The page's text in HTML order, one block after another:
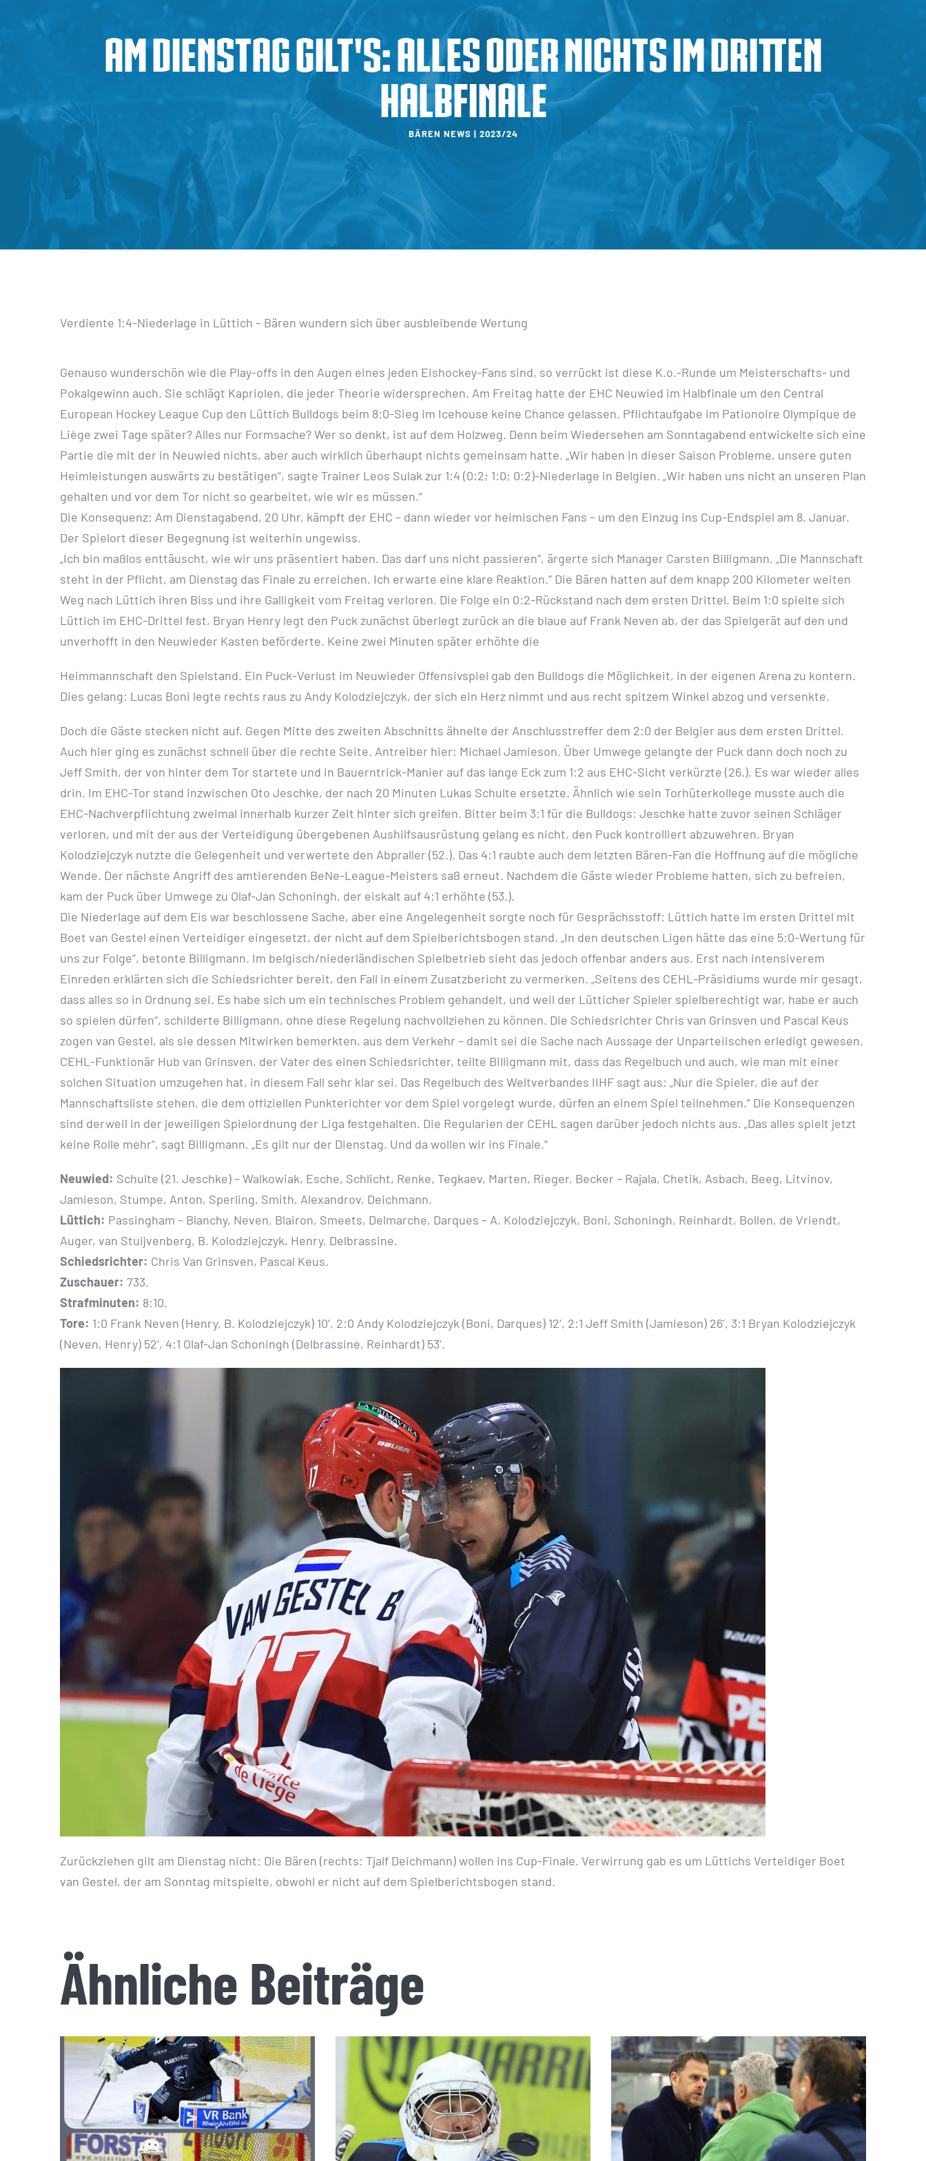
Am Dienstag gilt's: Alles oder nichts im dritten
Halbfinale
BÄREN NEWS | 2023/24
Verdiente 1:4-Niederlage in Lüttich – Bären wundern sich über ausbleibende Wertung
Genauso wunderschön wie die Play-offs in den Augen eines jeden Eishockey-Fans sind, so verrückt ist diese K.o.-Runde um Meisterschafts- und
Pokalgewinn auch. Sie schlägt Kapriolen, die jeder Theorie widersprechen. Am Freitag hatte der EHC Neuwied im Halbfinale um den Central
European Hockey League Cup den Lüttich Bulldogs beim 8:0-Sieg im Icehouse keine Chance gelassen. Pflichtaufgabe im Pationoire Olympique de
Liège zwei Tage später? Alles nur Formsache? Wer so denkt, ist auf dem Holzweg. Denn beim Wiedersehen am Sonntagabend entwickelte sich eine
Partie die mit der in Neuwied nichts, aber auch wirklich überhaupt nichts gemeinsam hatte. „Wir haben in dieser Saison Probleme, unsere guten
Heimleistungen auswärts zu bestätigen“, sagte Trainer Leos Sulak zur 1:4 (0:2; 1:0; 0:2)-Niederlage in Belgien. „Wir haben uns nicht an unseren Plan
gehalten und vor dem Tor nicht so gearbeitet, wie wir es müssen.“
Die Konsequenz: Am Dienstagabend, 20 Uhr, kämpft der EHC – dann wieder vor heimischen Fans – um den Einzug ins Cup-Endspiel am 8. Januar.
Der Spielort dieser Begegnung ist weiterhin ungewiss.
„Ich bin maßlos enttäuscht, wie wir uns präsentiert haben. Das darf uns nicht passieren“, ärgerte sich Manager Carsten Billigmann. „Die Mannschaft
steht in der Pflicht, am Dienstag das Finale zu erreichen. Ich erwarte eine klare Reaktion.“ Die Bären hatten auf dem knapp 200 Kilometer weiten
Weg nach Lüttich ihren Biss und ihre Galligkeit vom Freitag verloren. Die Folge ein 0:2-Rückstand nach dem ersten Drittel. Beim 1:0 spielte sich
Lüttich im EHC-Drittel fest, Bryan Henry legt den Puck zunächst überlegt zurück an die blaue auf Frank Neven ab, der das Spielgerät auf den und
unverhofft in den Neuwieder Kasten beförderte. Keine zwei Minuten später erhöhte die
Heimmannschaft den Spielstand. Ein Puck-Verlust im Neuwieder Offensivspiel gab den Bulldogs die Möglichkeit, in der eigenen Arena zu kontern.
Dies gelang: Lucas Boni legte rechts raus zu Andy Kolodziejczyk, der sich ein Herz nimmt und aus recht spitzem Winkel abzog und versenkte.
Doch die Gäste stecken nicht auf. Gegen Mitte des zweiten Abschnitts ähnelte der Anschlusstreffer dem 2:0 der Belgier aus dem ersten Drittel.
Auch hier ging es zunächst schnell über die rechte Seite. Antreiber hier: Michael Jamieson. Über Umwege gelangte der Puck dann doch noch zu
Jeff Smith, der von hinter dem Tor startete und in Bauerntrick-Manier auf das lange Eck zum 1:2 aus EHC-Sicht verkürzte (26.). Es war wieder alles
drin. Im EHC-Tor stand inzwischen Oto Jeschke, der nach 20 Minuten Lukas Schulte ersetzte. Ähnlich wie sein Torhüterkollege musste auch die
EHC-Nachverpflichtung zweimal innerhalb kurzer Zeit hinter sich greifen. Bitter beim 3:1 für die Bulldogs: Jeschke hatte zuvor seinen Schläger
verloren, und mit der aus der Verteidigung übergebenen Aushilfsausrüstung gelang es nicht, den Puck kontrolliert abzuwehren. Bryan
Kolodziejczyk nutzte die Gelegenheit und verwertete den Abpraller (52.). Das 4:1 raubte auch dem letzten Bären-Fan die Hoffnung auf die mögliche
Wende. Der nächste Angriff des amtierenden BeNe-League-Meisters saß erneut. Nachdem die Gäste wieder Probleme hatten, sich zu befreien,
kam der Puck über Umwege zu Olaf-Jan Schoningh, der eiskalt auf 4:1 erhöhte (53.).
Die Niederlage auf dem Eis war beschlossene Sache, aber eine Angelegenheit sorgte noch für Gesprächsstoff: Lüttich hatte im ersten Drittel mit
Boet van Gestel einen Verteidiger eingesetzt, der nicht auf dem Spielberichtsbogen stand. „In den deutschen Ligen hätte das eine 5:0-Wertung für
uns zur Folge“, betonte Billigmann. Im belgisch/niederländischen Spielbetrieb sieht das jedoch offenbar anders aus. Erst nach intensiverem
Einreden erklärten sich die Schiedsrichter bereit, den Fall in einem Zusatzbericht zu vermerken. „Seitens des CEHL-Präsidiums wurde mir gesagt,
dass alles so in Ordnung sei. Es habe sich um ein technisches Problem gehandelt, und weil der Lütticher Spieler spielberechtigt war, habe er auch
so spielen dürfen“, schilderte Billigmann, ohne diese Regelung nachvollziehen zu können. Die Schiedsrichter Chris van Grinsven und Pascal Keus
zogen van Gestel, als sie dessen Mitwirken bemerkten, aus dem Verkehr – damit sei die Sache nach Aussage der Unparteiischen erledigt gewesen.
CEHL-Funktionär Hub van Grinsven, der Vater des einen Schiedsrichter, teilte Billigmann mit, dass das Regelbuch und auch, wie man mit einer
solchen Situation umzugehen hat, in diesem Fall sehr klar sei. Das Regelbuch des Weltverbandes IIHF sagt aus: „Nur die Spieler, die auf der
Mannschaftsliste stehen, die dem offiziellen Punkterichter vor dem Spiel vorgelegt wurde, dürfen an einem Spiel teilnehmen.“ Die Konsequenzen
sind derweil in der jeweiligen Spielordnung der Liga festgehalten. Die Regularien der CEHL sagen darüber jedoch nichts aus. „Das alles spielt jetzt
keine Rolle mehr“, sagt Billigmann. „Es gilt nur der Dienstag. Und da wollen wir ins Finale.“
Neuwied: Schulte (21. Jeschke) – Walkowiak, Esche, Schlicht, Renke, Tegkaev, Marten, Rieger, Becker – Rajala, Chetik, Asbach, Beeg, Litvinov,
Jamieson, Stumpe, Anton, Sperling, Smith, Alexandrov, Deichmann.
Lüttich: Passingham – Blanchy, Neven, Blairon, Smeets, Delmarche, Darques – A. Kolodziejczyk, Boni, Schoningh, Reinhardt, Bollen, de Vriendt,
Auger, van Stuijvenberg, B. Kolodziejczyk, Henry, Delbrassine.
Schiedsrichter: Chris Van Grinsven, Pascal Keus.
Zuschauer: 733.
Strafminuten: 8:10.
Tore: 1:0 Frank Neven (Henry, B. Kolodziejczyk) 10‘, 2:0 Andy Kolodziejczyk (Boni, Darques) 12‘, 2:1 Jeff Smith (Jamieson) 26‘, 3:1 Bryan Kolodziejczyk
(Neven, Henry) 52‘, 4:1 Olaf-Jan Schoningh (Delbrassine, Reinhardt) 53‘.
Zurückziehen gilt am Dienstag nicht: Die Bären (rechts: Tjalf Deichmann) wollen ins Cup-Finale. Verwirrung gab es um Lüttichs Verteidiger Boet
van Gestel, der am Sonntag mitspielte, obwohl er nicht auf dem Spielberichtsbogen stand.
Ähnliche Beiträge